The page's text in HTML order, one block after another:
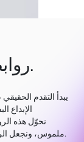
روابط تصنع تحولًا حقيقيًا.
يبدأ التقدم
الإبداع
ملموس، ونجعل الرؤى المتفرقة أساسًا لعمل منسق ومتكامل.